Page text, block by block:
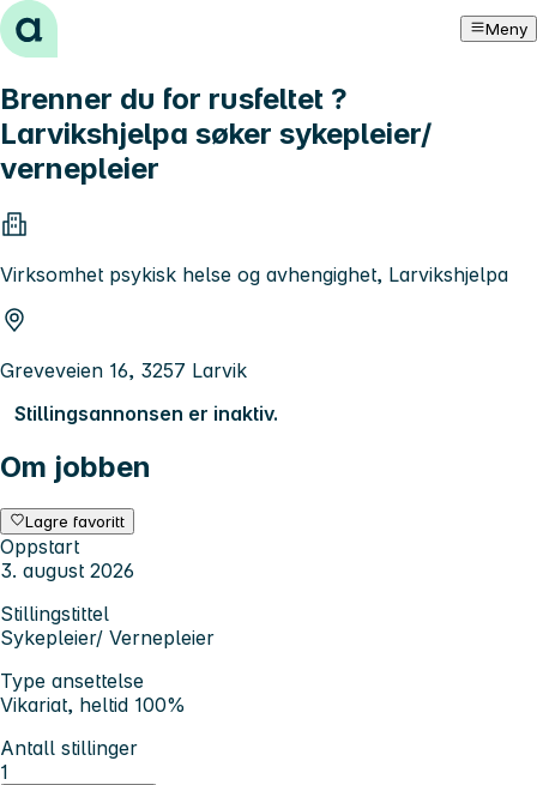
Hopp til innhold Meny
Brenner du for rusfeltet ?
Larvikshjelpa søker sykepleier/
vernepleier
Virksomhet psykisk helse og avhengighet, Larvikshjelpa
Greveveien 16, 3257 Larvik
Stillingsannonsen er inaktiv.
Om jobben
Lagre favoritt
Oppstart
3. august 2026
Stillingstittel
Sykepleier/ Vernepleier
Type ansettelse
Vikariat, heltid 100%
Antall stillinger
1